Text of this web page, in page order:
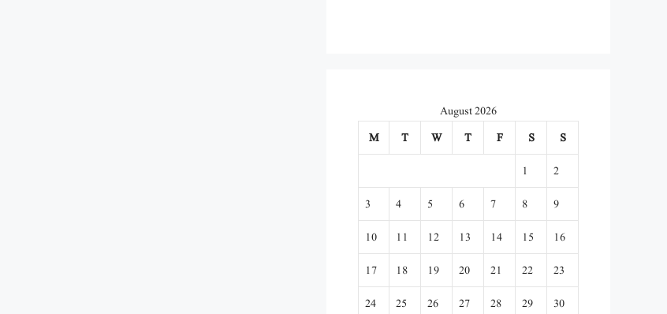
August 2026
M
T W T F S
S
1
2
3
4 5 6 7 8
9
10
11 12 13 14 15
16
17
18 19 20 21 22
23
24
25 26 27 28 29
30